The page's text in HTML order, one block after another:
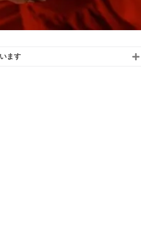
ます